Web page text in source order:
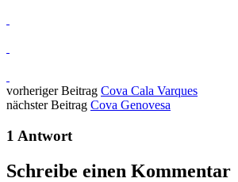
vorheriger Beitrag Cova Cala Varques
nächster Beitrag Cova Genovesa
1 Antwort
Schreibe einen Kommentar